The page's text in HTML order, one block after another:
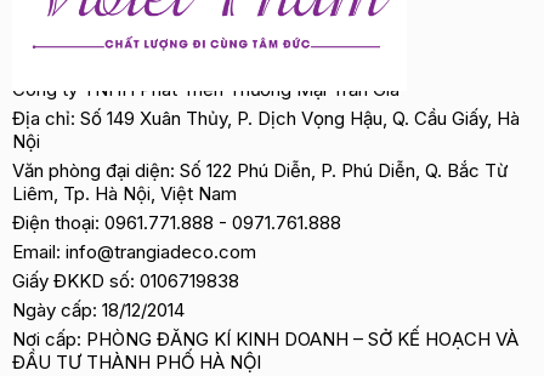
Công ty TNHH Phát Triển Thương Mại Trần Gia
Địa chỉ: Số 149 Xuân Thủy, P. Dịch Vọng Hậu, Q. Cầu Giấy, Hà
Nội
Văn phòng đại diện: Số 122 Phú Diễn, P. Phú Diễn, Q. Bắc Từ
Liêm, Tp. Hà Nội, Việt Nam
Điện thoại: 0961.771.888 - 0971.761.888
Email: info@trangiadeco.com
Giấy ĐKKD số: 0106719838
Ngày cấp: 18/12/2014
Nơi cấp: PHÒNG ĐĂNG KÍ KINH DOANH – SỞ KẾ HOẠCH VÀ
ĐẦU TƯ THÀNH PHỐ HÀ NỘI